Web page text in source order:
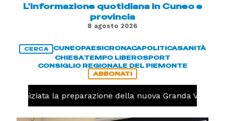
L'informazione quotidiana in Cuneo e
provincia
8 agosto 2026
CERCA CUNEOPAESICRONACAPOLITICASANITÀ
CHIESATEMPO LIBEROSPORT
CONSIGLIO REGIONALE DEL PIEMONTE
ABBONATI
iniziata la preparazione della nuova Granda Volley